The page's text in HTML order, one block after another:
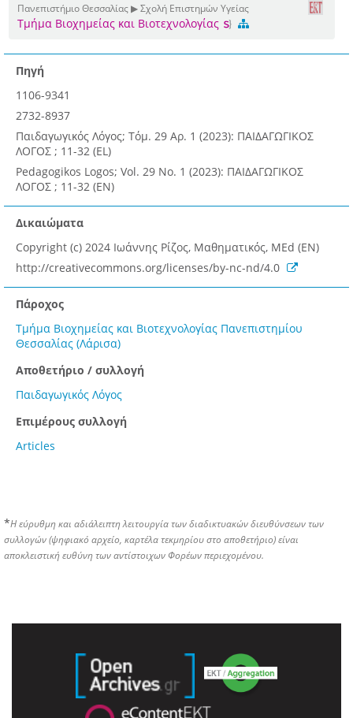
Πανεπιστήμιο Θεσσαλίας ▶ Σχολή Επιστημών Υγείας
Τμήμα Βιοχημείας και Βιοτεχνολογίας
Πηγή
1106-9341
2732-8937
Παιδαγωγικός Λόγος; Τόμ. 29 Αρ. 1 (2023): ΠΑΙΔΑΓΩΓΙΚΟΣ
ΛΟΓΟΣ ; 11-32 (EL)
Pedagogikos Logos; Vol. 29 No. 1 (2023): ΠΑΙΔΑΓΩΓΙΚΟΣ
ΛΟΓΟΣ ; 11-32 (EN)
Δικαιώματα
Copyright (c) 2024 Ιωάννης Ρίζος, Μαθηματικός, MEd (EN)
http://creativecommons.org/licenses/by-nc-nd/4.0
Πάροχος
Τμήμα Βιοχημείας και Βιοτεχνολογίας Πανεπιστημίου
Θεσσαλίας (Λάρισα)
Αποθετήριο / συλλογή
Παιδαγωγικός Λόγος
Επιμέρους συλλογή
Articles
*Η εύρυθμη και αδιάλειπτη λειτουργία των διαδικτυακών διευθύνσεων των
συλλογών (ψηφιακό αρχείο, καρτέλα τεκμηρίου στο αποθετήριο) είναι
αποκλειστική ευθύνη των αντίστοιχων Φορέων περιεχομένου.